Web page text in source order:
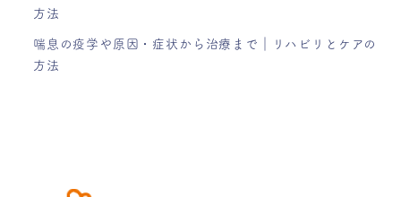
方法
喘息の疫学や原因・症状から治療まで｜リハビリとケアの
方法